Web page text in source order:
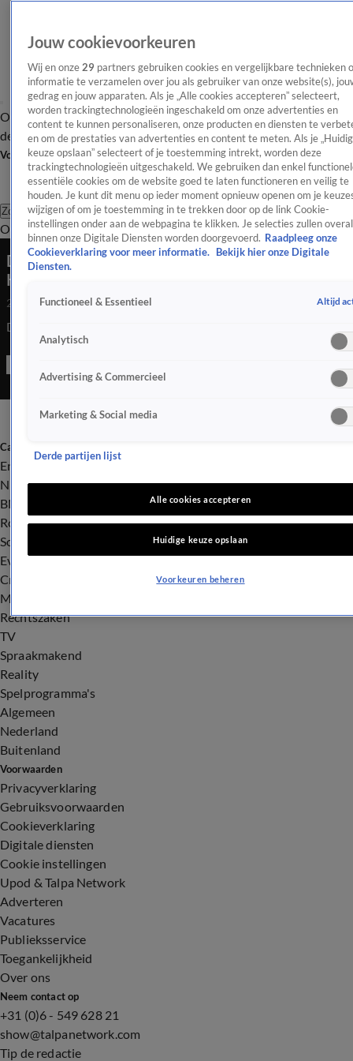
OverzichtAfleveringen Entertainment TV Algemeen
Tip
de redactieNieuwsbrief
Volg Shownieuws
Zoeken
OverzichtEntertainmentSpraakmakendRealityCrimeVideo's
Dave Roelvink doet de make-up van Marijn
Kuipers
23 juni 2025, 20:10
Dave Roelvink doet de make-up van Marijn Kuipers.
Categorieën
Entertainment
Nieuws
BN'ers
Royalty
Songfestival
Evenementen
Crime
Misdaad
Rechtszaken
TV
Spraakmakend
Reality
Spelprogramma's
Algemeen
Nederland
Buitenland
Voorwaarden
Privacyverklaring
Gebruiksvoorwaarden
Cookieverklaring
Digitale diensten
Cookie instellingen
Upod & Talpa Network
Adverteren
Vacatures
Publieksservice
Toegankelijkheid
Over ons
Neem contact op
+31 (0)6 - 549 628 21
show@talpanetwork.com
Tip de redactie
Jouw cookievoorkeuren
Wij en onze 29 partners gebruiken cookies en vergelijkbare technieken
informatie te verzamelen over jou als gebruiker van onze website(s),
gedrag en jouw apparaten. Als je „Alle cookies accepteren” selecteert,
worden trackingtechnologieën ingeschakeld om onze advertenties en
content te kunnen personaliseren, onze producten en diensten te
en om de prestaties van advertenties en content te meten. Als je
keuze opslaan” selecteert of je toestemming intrekt, worden deze
trackingtechnologieën uitgeschakeld. We gebruiken dan enkel
essentiële cookies om de website goed te laten functioneren en veilig te
houden. Je kunt dit menu op ieder moment opnieuw openen om je
wijzigen of om je toestemming in te trekken door op de link Cookie-
instellingen onder aan de webpagina te klikken. Je selecties zullen overal
binnen onze Digitale Diensten worden doorgevoerd. Raadpleeg onze
Cookieverklaring voor meer informatie.
Bekijk hier onze Digitale
Diensten.
Functioneel & Essentieel Altijd
Analytisch
Advertising & Commercieel
Marketing & Social media
Derde partijen lijst
Alle cookies accepteren
Huidige keuze opslaan
Voorkeuren beheren